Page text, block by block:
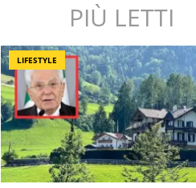
PIÙ LETTI
LIFESTYLE